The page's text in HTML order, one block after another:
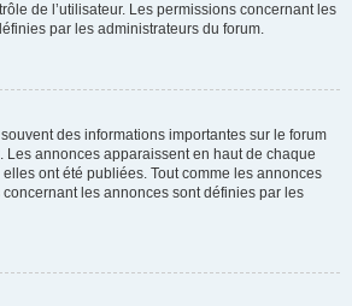
de l’utilisateur. Les permissions concernant les
par les administrateurs du forum.
des informations importantes sur le forum
Les annonces apparaissent en haut de chaque
ont été publiées. Tout comme les annonces
les annonces sont définies par les